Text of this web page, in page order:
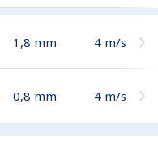
1,8 mm 4 m/s
0,8 mm 4 m/s